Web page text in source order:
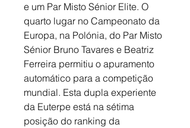
e um Par Misto Sénior Elite. O
quarto lugar no Campeonato da
Europa, na Polónia, do Par Misto
Sénior Bruno Tavares e Beatriz
Ferreira permitiu o apuramento
automático para a competição
mundial. Esta dupla experiente
da Euterpe está na sétima
posição do ranking da